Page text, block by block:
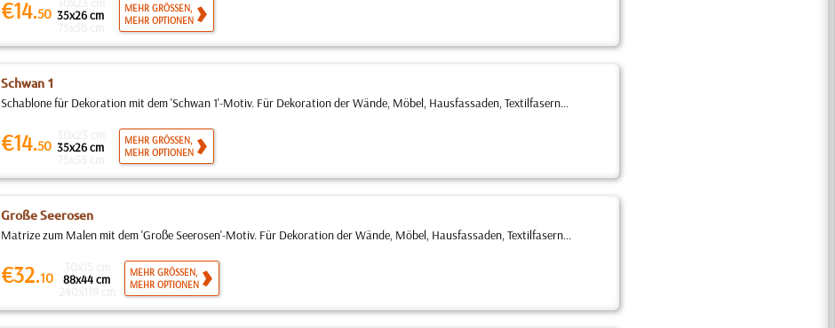
€14.50 35x26 cm
MEHR GRÖSSEN,
MEHR OPTIONEN
Schwan 1
Schablone für Dekoration mit dem 'Schwan 1'-Motiv. Für Dekoration der Wände, Möbel, Hausfassaden, Textilfasern...
€14.50 35x26 cm
MEHR GRÖSSEN,
MEHR OPTIONEN
Große Seerosen
Matrize zum Malen mit dem 'Große Seerosen'-Motiv. Für Dekoration der Wände, Möbel, Hausfassaden, Textilfasern...
€32.10 88x44 cm
MEHR GRÖSSEN,
MEHR OPTIONEN